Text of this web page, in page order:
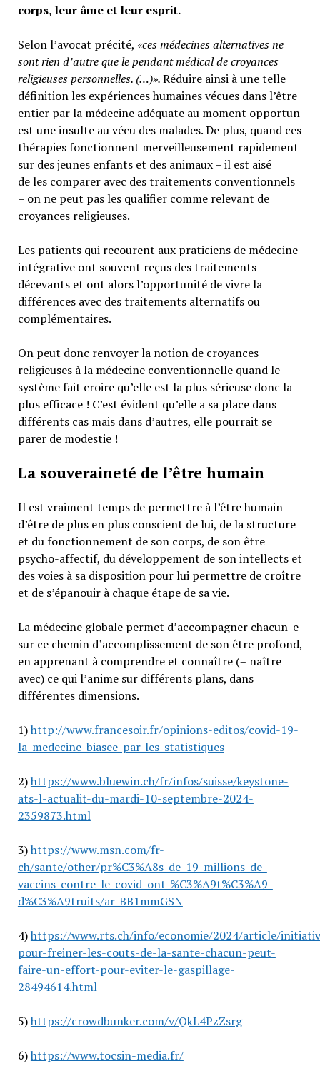
corps, leur âme et leur esprit.
Selon l’avocat précité, «ces médecines alternatives ne
sont rien d’autre que le pendant médical de croyances
religieuses personnelles. (…)».Réduire ainsi à une telle
définition les expériences humaines vécues dans l’être
entier par la médecine adéquate au moment opportun
est une insulte au vécu des malades. De plus, quand ces
thérapies fonctionnent merveilleusement rapidement
sur des jeunes enfants et des animaux – il est aisé
de les comparer avec des traitements conventionnels
– on ne peut pas les qualifier comme relevant de
croyances religieuses.
Les patients qui recourent aux praticiens de médecine
intégrative ont souvent reçus des traitements
décevants et ont alors l’opportunité de vivre la
différences avec des traitements alternatifs ou
complémentaires.
On peut donc renvoyer la notion de croyances
religieuses à la médecine conventionnelle quand le
système fait croire qu’elle est la plus sérieuse donc la
plus efficace ! C’est évident qu’elle a sa place dans
différents cas mais dans d’autres, elle pourrait se
parer de modestie !
La souveraineté de l’être humain
Il est vraiment temps de permettre à l’être humain
d’être de plus en plus conscient de lui, de la structure
et du fonctionnement de son corps, de son être
psycho-affectif, du développement de son intellects et
des voies à sa disposition pour lui permettre de croître
et de s’épanouir à chaque étape de sa vie.
La médecine globale permet d’accompagner chacun-e
sur ce chemin d’accomplissement de son être profond,
en apprenant à comprendre et connaître (= naître
avec) ce qui l’anime sur différents plans, dans
différentes dimensions.
1)http://www.francesoir.fr/opinions-editos/covid-19-
la-medecine-biasee-par-les-statistiques
2)https://www.bluewin.ch/fr/infos/suisse/keystone-
ats-l-actualit-du-mardi-10-septembre-2024-
2359873.html
3)https://www.msn.com/fr-
ch/sante/other/pr%C3%A8s-de-19-millions-de-
vaccins-contre-le-covid-ont-%C3%A9t%C3%A9-
d%C3%A9truits/ar-BB1mmGSN
4)https://www.rts.ch/info/economie/2024/article/
pour-freiner-les-couts-de-la-sante-chacun-peut-
faire-un-effort-pour-eviter-le-gaspillage-
28494614.html
5)https://crowdbunker.com/v/QkL4PzZsrg
6)https://www.tocsin-media.fr/